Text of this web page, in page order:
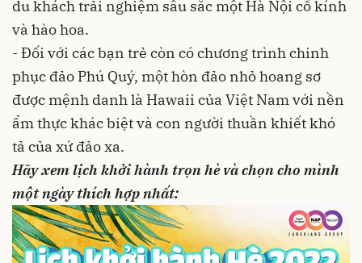
du khách trải nghiệm sâu sắc một Hà Nội cổ kính
và hào hoa.
- Đối với các bạn trẻ còn có chương trình chinh
phục đảo Phú Quý, một hòn đảo nhỏ hoang sơ
được mệnh danh là Hawaii của Việt Nam với nền
ẩm thực khác biệt và con người thuần khiết khó
tả của xứ đảo xa.
Hãy xem lịch khởi hành trọn hè và chọn cho mình
một ngày thích hợp nhất: